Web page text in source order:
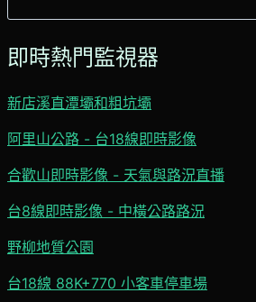
尋
即時熱門監視器
新店溪直潭壩和粗坑壩
阿里山公路 - 台18線即時影像
合歡山即時影像 - 天氣與路況直播
台8線即時影像 - 中橫公路路況
野柳地質公園
台18線 88K+770 小客車停車場